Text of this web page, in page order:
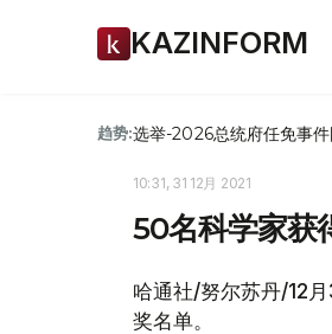
KAZINFORM
趋势:选举-2026总统府任免事件
10:31, 31 12月 2021
50名科学家获
哈通社/努尔苏丹/12
奖名单。